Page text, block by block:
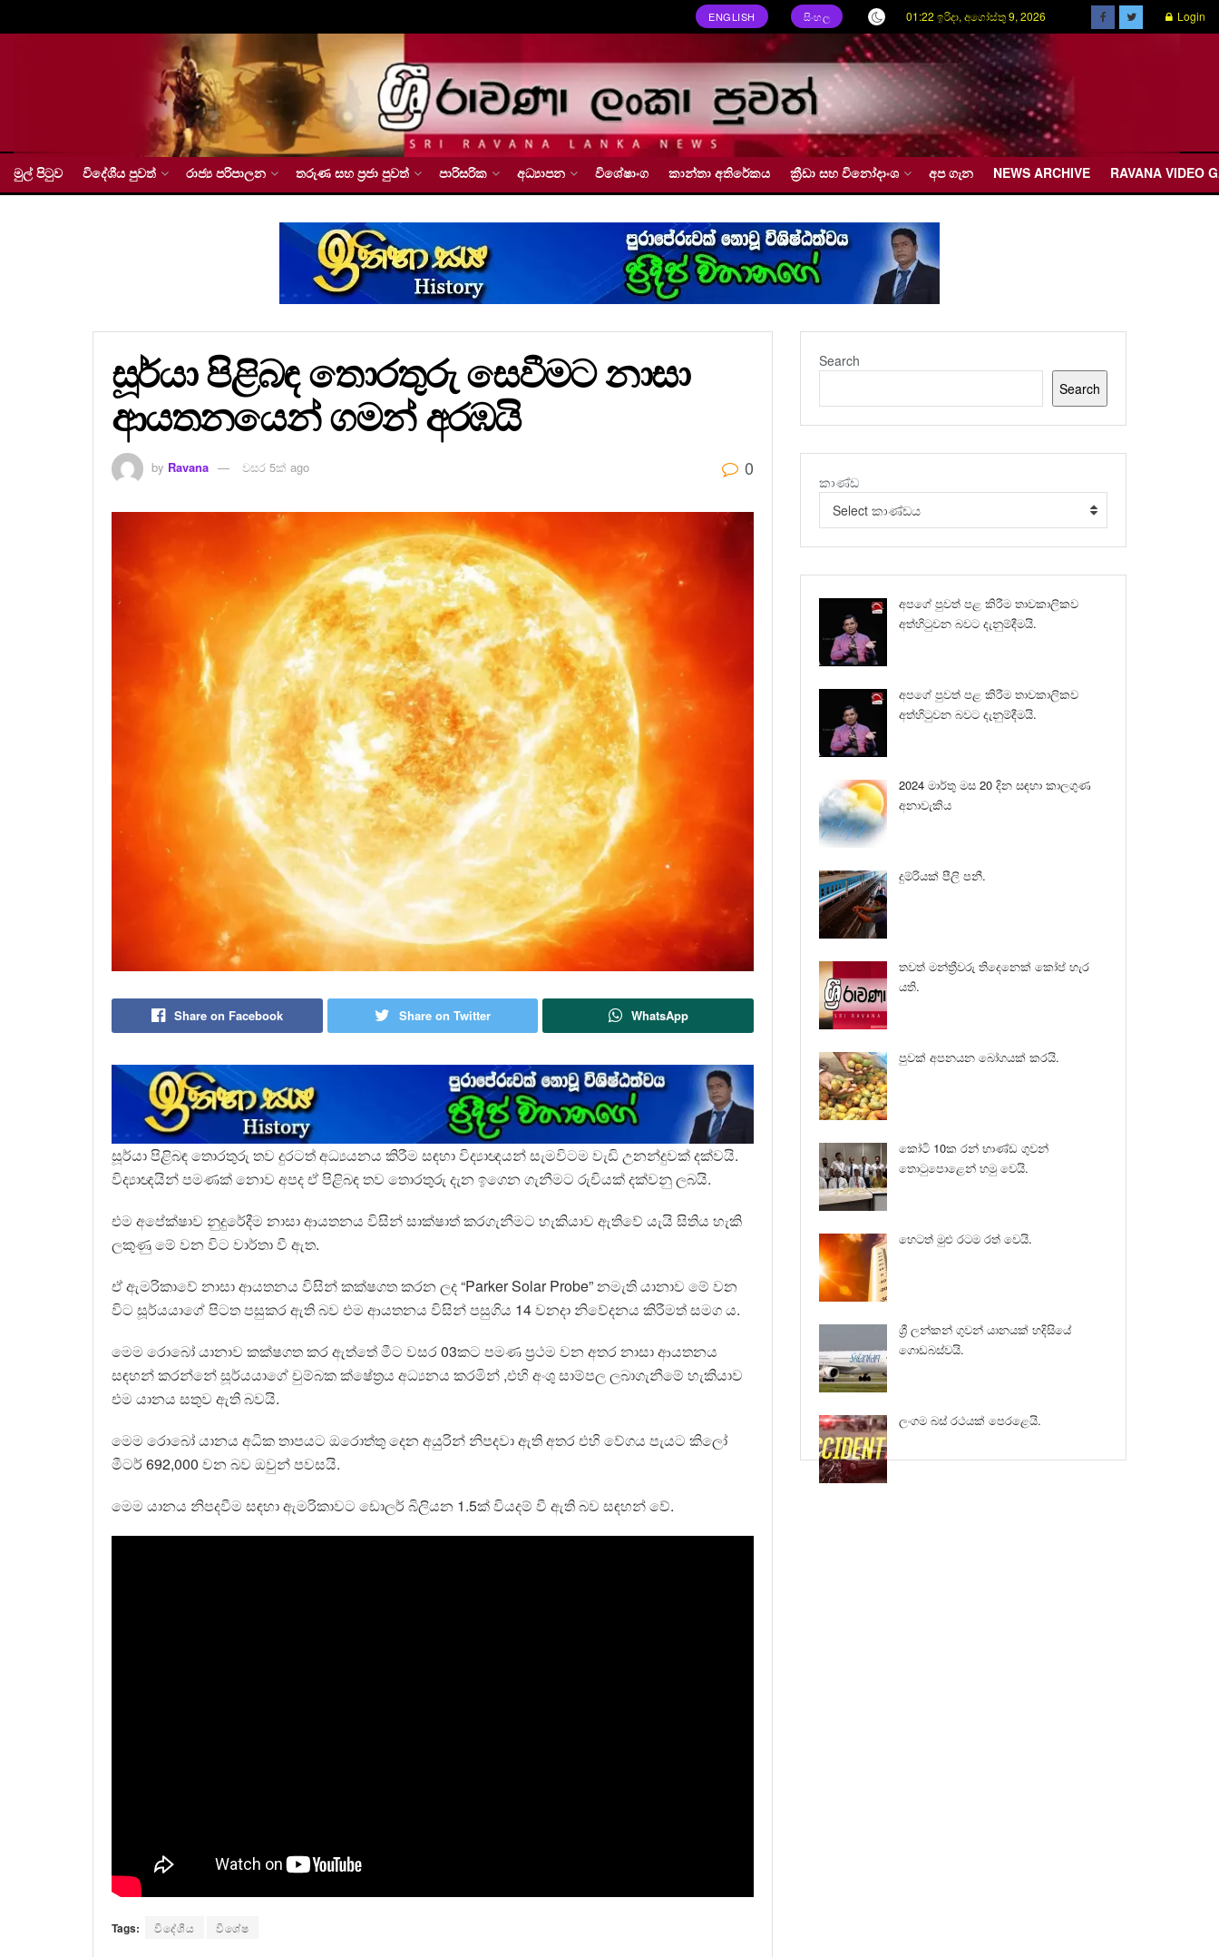
ENGLISH සිංහල 01:22 ඉරිදා, අගෝස්තු 9, 2026 Login
මුල් පිටුව විදේශීය පුවත් රාජ්‍ය පරිපාලන තරුණ සහ ප්‍රජා පුවත් පාරිසරික අධ්‍යාපන විශේෂාංග කාන්තා අතිරේකය ක්‍රීඩා සහ විනෝදාංශ අප ගැන NEWS ARCHIVE RAVANA VIDEO
සූර්යා පිළිබඳ තොරතුරු සෙවීමට නාසා
ආයතනයෙන් ගමන් අරඹයි
by Ravana වසර 5ක් ago 0
Share on Facebook Share on Twitter WhatsApp
සූර්යා පිළිබඳ තොරතුරු තව දුරටත් අධ්‍යයනය කිරීම සඳහා විද්‍යාඥයන් සැමවිටම වැඩි උනන්දුවක් දක්වයි.
විද්‍යාඥයින් පමණක් නොව අපද ඒ පිළිබඳ තව තොරතුරු දැන ඉගෙන ගැනීමට රුචියක් දක්වනු ලබයි.
එම අපේක්ෂාව නුදුරේදීම නාසා ආයතනය විසින් සාක්ෂාත් කරගැනීමට හැකියාව ඇතිවේ යැයි සිතිය හැකි
ලකුණු මේ වන විට වාර්තා වී ඇත.
ඒ ඇමරිකාවේ නාසා ආයතනය විසින් කක්ෂගත කරන ලද “Parker Solar Probe” නමැති යානාව මේ වන
විට සූර්යයාගේ පිටත පසුකර ඇති බව එම ආයතනය විසින් පසුගිය 14 වනදා නිවේදනය කිරීමත් සමග ය.
මෙම රොබෝ යානාව කක්ෂගත කර ඇත්තේ මීට වසර 03කට පමණ ප්‍රථම වන අතර නාසා ආයතනය
සඳහන් කරන්නේ සූර්යයාගේ චුම්බක ක්ෂේත්‍රය අධ්‍යනය කරමින් ,එහි අංශු සාම්පල ලබාගැනීමේ හැකියාව
එම යානය සතුව ඇති බවයි.
මෙම රොබෝ යානය අධික තාපයට ඔරොත්තු දෙන අයුරින් නිපදවා ඇති අතර එහි වේගය පැයට කිලෝ
මීටර් 692,000 වන බව ඔවුන් පවසයි.
මෙම යානය නිපදවීම සඳහා ඇමරිකාවට ඩොලර් බිලියන 1.5ක් වියදම් වී ඇති බව සඳහන් වේ.
Tags: විදේශීය විශේෂ
Search
Search
කාණ්ඩ
Select කාණ්ඩය
අපගේ පුවත් පළ කිරීම තාවකාලිකව
අත්හිටුවන බවට දැනුම්දීමයි.
අපගේ පුවත් පළ කිරීම තාවකාලිකව
අත්හිටුවන බවට දැනුම්දීමයි.
2024 මාර්තු මස 20 දින සඳහා කාලගුණ
අනාවැකිය
දුම්රියක් පීලි පනී.
තවත් මන්ත්‍රීවරු තිදෙනෙක් කෝප් හැර
යති.
පුවක් අපනයන බෝගයක් කරයි.
කෝටි 10ක රන් භාණ්ඩ ගුවන්
තොටුපොළෙන් හමු වෙයි.
හෙටත් මුළු රටම රත් වෙයි.
ශ්‍රී ලන්කන් ගුවන් යානයක් හදිසියේ
ගොඩබස්වයි.
ලංගම බස් රථයක් පෙරළෙයි.